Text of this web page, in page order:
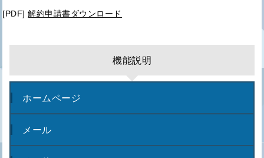
[PDF]解約申請書ダウンロード
機能説明
ホームページ
メール